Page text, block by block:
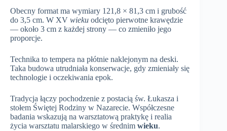
Obecny format ma wymiary 121,8 × 81,3 cm i grubość
do 3,5 cm. W XV wieku odcięto pierwotne krawędzie
— około 3 cm z każdej strony — co zmieniło jego
proporcje.
Technika to tempera na płótnie naklejonym na deski.
Taka budowa utrudniała konserwacje, gdy zmieniały się
technologie i oczekiwania epok.
Tradycja łączy pochodzenie z postacią św. Łukasza i
stołem Świętej Rodziny w Nazarecie. Współczesne
badania wskazują na warsztatową praktykę i realia
życia warsztatu malarskiego w średnim wieku.